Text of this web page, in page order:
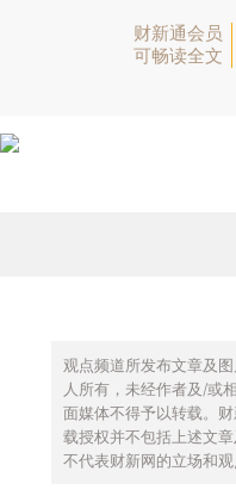
财新通会员
可畅读全文
观点频道所发布文章及
人所有，未经作者及/或
面媒体不得予以转载。
载授权并不包括上述文
不代表财新网的立场和观